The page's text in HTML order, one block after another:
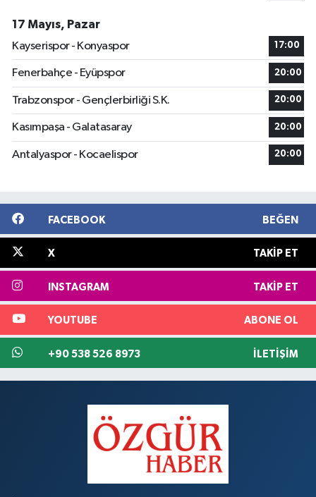
17 Mayıs, Pazar
Kayserispor - Konyaspor
17:00
Fenerbahçe - Eyüpspor 20:00
Trabzonspor - Gençlerbirliği S.K. 20:00
Kasımpaşa - Galatasaray 20:00
Antalyaspor - Kocaelispor 20:00
FACEBOOK BEĞEN
X TAKIP ET
INSTAGRAM TAKIP ET
YOUTUBE ABONE OL
+90 538 526 8973 İLETIŞIM